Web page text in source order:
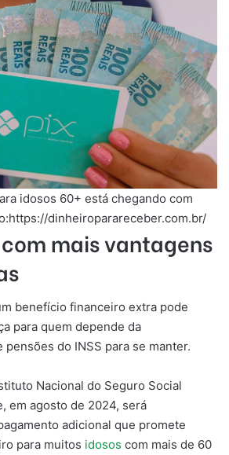
idosos 60+ está chegando com
dinheiroparareceber.com.br/
mais vantagens
benefício financeiro extra pode
para quem depende da
do INSS para se manter.
Nacional do Seguro Social
em agosto de 2024, será
adicional que promete
para muitos idosos com mais de 60